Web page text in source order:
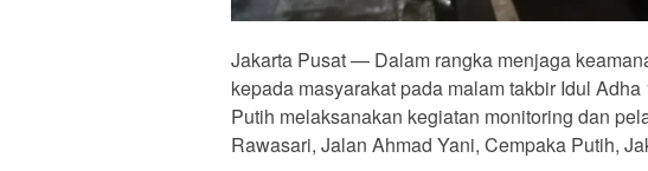
Jakarta Pusat — Dalam rangka menjaga
kepada masyarakat pada malam takbir Idul
Putih melaksanakan kegiatan monitoring dan
Rawasari, Jalan Ahmad Yani, Cempaka Putih,